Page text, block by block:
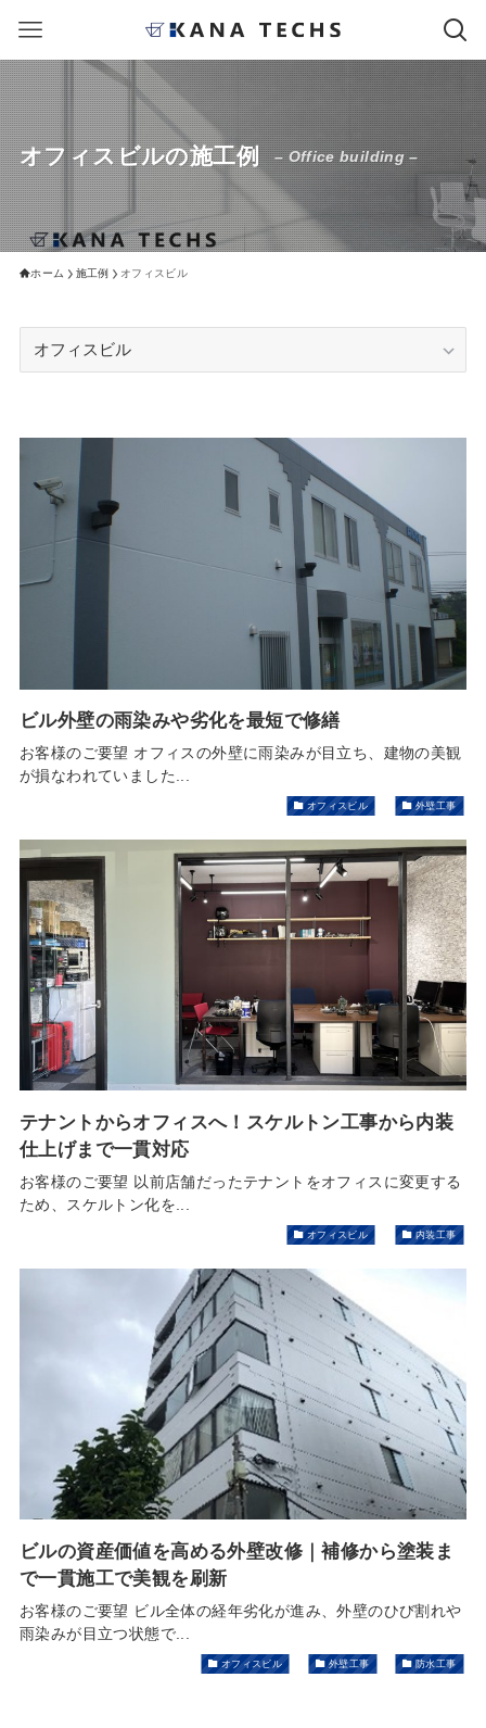
オフィスビルの施工例 – Office building –
ホーム 施工例 オフィスビル
工
分
ビル外壁の雨染みや劣化を最短で修繕
お客様のご要望 オフィスの外壁に雨染みが目立ち、建物の美観
が損なわれていました...
オフィスビル 外壁工事
テナントからオフィスへ！スケルトン工事から内装
仕上げまで一貫対応
お客様のご要望 以前店舗だったテナントをオフィスに変更する
ため、スケルトン化を...
オフィスビル 内装工事
ビルの資産価値を高める外壁改修｜補修から塗装ま
で一貫施工で美観を刷新
お客様のご要望 ビル全体の経年劣化が進み、外壁のひび割れや
雨染みが目立つ状態で...
オフィスビル 外壁工事 防水工事